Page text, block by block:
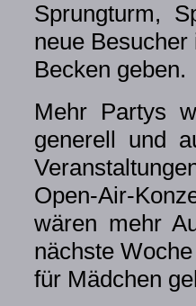
Sprungturm,
neue
Becken geben.
Mehr Partys
generell und
Open-Air-
wären mehr
nächste
für Mädchen